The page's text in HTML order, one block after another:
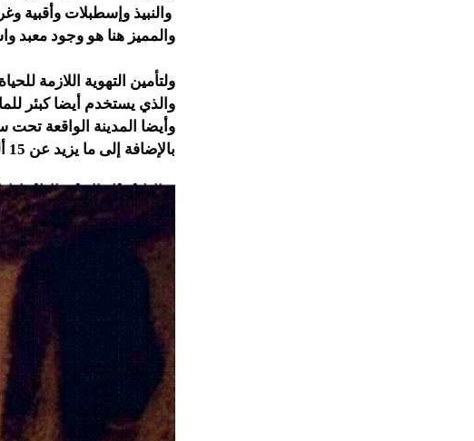
والنبيذ وإسطبلات وأقبية
والمميز هنا هو وجود معبد
ولتأمين التهوية اللازمة للحياة
والذي يستخدم أيضا كبئر
وأيضا المدينة الواقعة
بالإضافة إلى ما يزيد عن 15 ألف فتحة تهوية صغيرة موزعة في أنحاء المدينة.